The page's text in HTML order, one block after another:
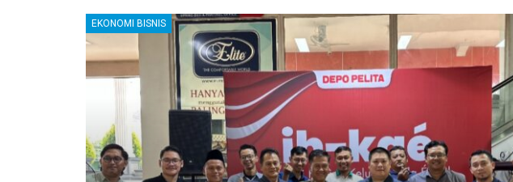
EKONOMI BISNIS